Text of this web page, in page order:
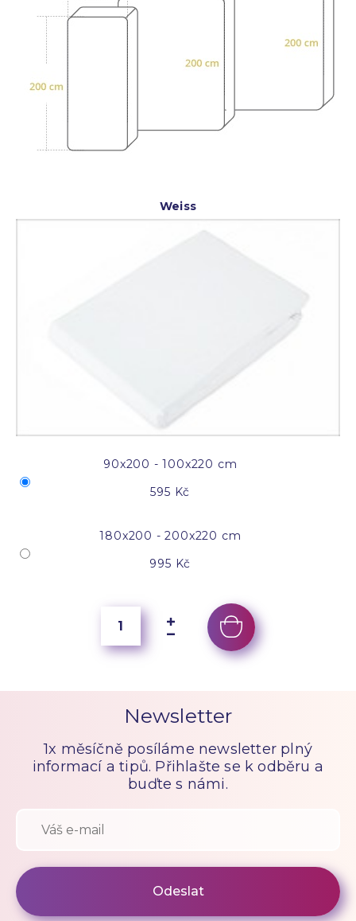
Weiss
90x200 - 100x220 cm
595 Kč
180x200 - 200x220 cm
995 Kč
Newsletter
1x měsíčně posíláme newsletter plný
informací a tipů. Přihlašte se k odběru a
buďte s námi.